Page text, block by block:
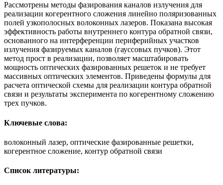
Рассмотрены методы фазирования каналов излучения для
реализации когерентного сложения линейно поляризованных
полей узкополосных волоконных лазеров. Показана высокая
эффективность работы внутреннего контура обратной связи,
основанного на интерференции периферийных участков
излучения фазируемых каналов (гауссовых пучков). Этот
метод прост в реализации, позволяет масштабировать
мощность оптических фазированных решеток и не требует
массивных оптических элементов. Приведены формулы для
расчета оптической схемы для реализации контура обратной
связи и результаты эксперимента по когерентному сложению
трех пучков.
Ключевые слова:
волоконный лазер, оптические фазированные решетки,
когерентное сложение, контур обратной связи
Список литературы: